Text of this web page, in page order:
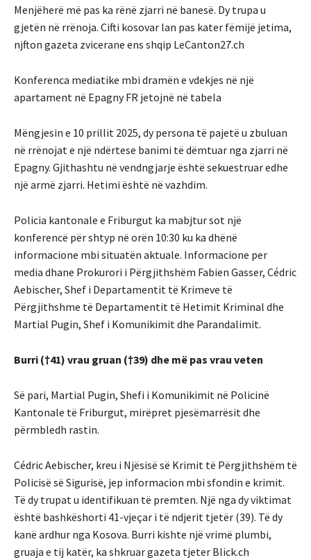
Menjëherë më pas ka rënë zjarri në banesë. Dy trupa u
gjetën në rrënoja. Cifti kosovar lan pas kater fëmijë jetima,
njfton gazeta zvicerane ens shqip LeCanton27.ch
Konferenca mediatike mbi dramën e vdekjes në një
apartament në Epagny FR jetojnë në tabela
Mëngjesin e 10 prillit 2025, dy persona të pajetë u zbuluan
në rrënojat e një ndërtese banimi të dëmtuar nga zjarri në
Epagny. Gjithashtu në vendngjarje është sekuestruar edhe
një armë zjarri. Hetimi është në vazhdim.
Policia kantonale e Friburgut ka mabjtur sot një
konferencë për shtyp në orën 10:30 ku ka dhënë
informacione mbi situatën aktuale. Informacione per
media dhane Prokurori i Përgjithshëm Fabien Gasser, Cédric
Aebischer, Shef i Departamentit të Krimeve të
Përgjithshme të Departamentit të Hetimit Kriminal dhe
Martial Pugin, Shef i Komunikimit dhe Parandalimit.
Burri (†41) vrau gruan (†39) dhe më pas vrau veten
Së pari, Martial Pugin, Shefi i Komunikimit në Policinë
Kantonale të Friburgut, mirëpret pjesëmarrësit dhe
përmbledh rastin.
Cédric Aebischer, kreu i Njësisë së Krimit të Përgjithshëm të
Policisë së Sigurisë, jep informacion mbi sfondin e krimit.
Të dy trupat u identifikuan të premten. Një nga dy viktimat
është bashkëshorti 41-vjeçar i të ndjerit tjetër (39). Të dy
kanë ardhur nga Kosova. Burri kishte një vrimë plumbi,
gruaja e tij katër, ka shkruar gazeta tjeter Blick.ch